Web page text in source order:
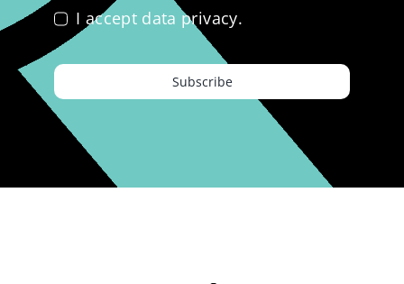
I accept data privacy.
Subscribe